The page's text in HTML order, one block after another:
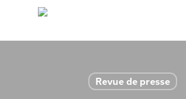
Revue de presse